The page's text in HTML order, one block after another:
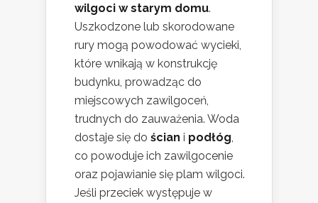
wilgoci w starym domu.
Uszkodzone lub skorodowane
rury mogą powodować wycieki,
które wnikają w konstrukcję
budynku, prowadząc do
miejscowych zawilgoceń,
trudnych do zauważenia. Woda
dostaje się do ścian i podłóg
co powoduje ich zawilgocenie
oraz pojawianie się plam wilgoci.
Jeśli przeciek występuje w